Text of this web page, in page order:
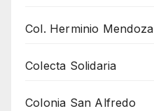
Col. Herminio Mendoza
Colecta Solidaria
Colonia San Alfredo